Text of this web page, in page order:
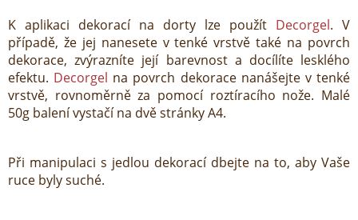
K aplikaci dekorací na dorty lze použít Decorgel. V
případě, že jej nanesete v tenké vrstvě také na povrch
dekorace, zvýrazníte její barevnost a docílíte lesklého
efektu. Decorgel na povrch dekorace nanášejte v tenké
vrstvě, rovnoměrně za pomocí roztíracího nože. Malé
50g balení vystačí na dvě stránky A4.
Při manipulaci s jedlou dekorací dbejte na to, aby Vaše
ruce byly suché.